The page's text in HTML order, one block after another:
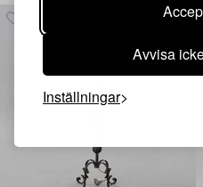
Avvisa
Inställningar